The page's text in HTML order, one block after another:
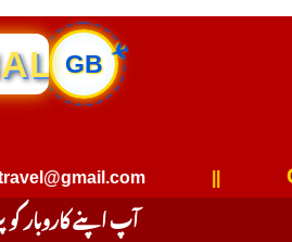
GB
✈
GB
آپ اپنے کاروبار